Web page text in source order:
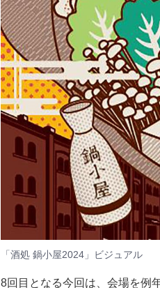
「酒処 鍋小屋2024」ビジュアル
8回目となる今回は、会場を例